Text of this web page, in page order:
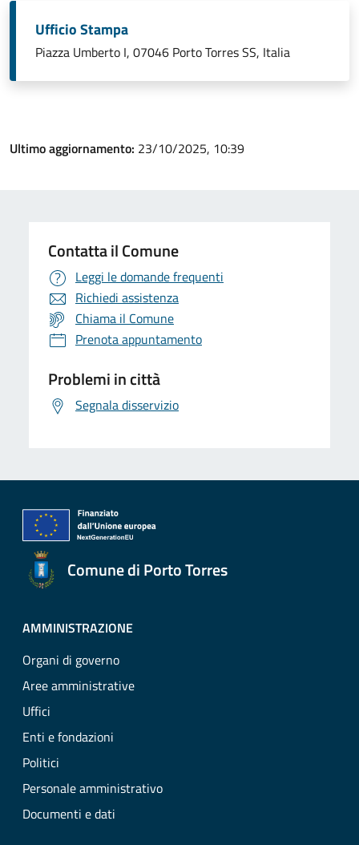
Ufficio Stampa
Piazza Umberto I, 07046 Porto Torres SS, Italia
Ultimo aggiornamento: 23/10/2025, 10:39
Contatta il Comune
Leggi le domande frequenti
Richiedi assistenza
Chiama il Comune
Prenota appuntamento
Problemi in città
Segnala disservizio
Comune di Porto Torres
AMMINISTRAZIONE
Organi di governo
Aree amministrative
Uffici
Enti e fondazioni
Politici
Personale amministrativo
Documenti e dati